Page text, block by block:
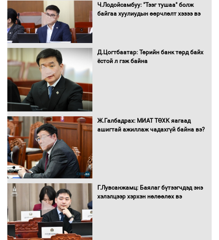
худалдан авах журмыг баталлаа
Бүх шатанд хэмнэлтийн горимд
Ч.Лодойсамбуу: "Тээг тушаа" болж
байгаа хуулиудын өөрчлөлт хэзээ вэ
Д.Цогтбаатар: Төрийн банк төрд байх
ёстой л гэж байна
Ж.Галбадрах: МИАТ ТӨХК яагаад
ашигтай ажиллаж чадахгүй байна вэ?
Г.Лувсанжамц: Баялаг бүтээгчдэд энэ
хэлэлцээр хэрхэн нөлөөлөх вэ